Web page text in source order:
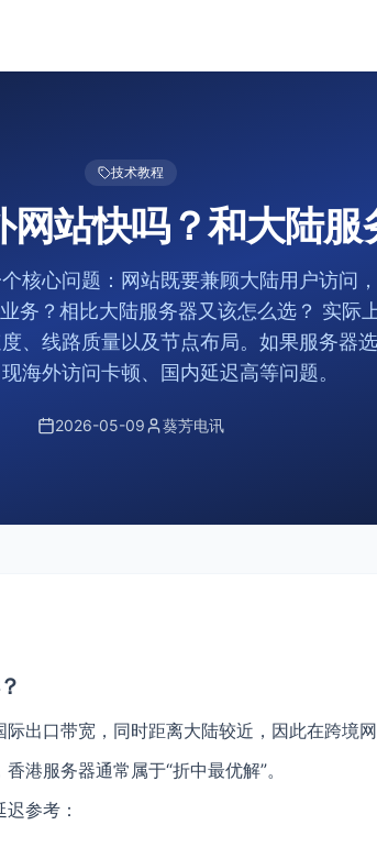
技术教程
站快吗？和大陆服
核心问题：网站既要兼顾大陆用户访问
务？相比大陆服务器又该怎么选？ 实际
、线路质量以及节点布局。如果服务器
海外访问卡顿、国内延迟高等问题。
2026-05-09 葵芳电讯
出口带宽，同时距离大陆较近，因此在跨境
港服务器通常属于“折中最优解”。
参考：